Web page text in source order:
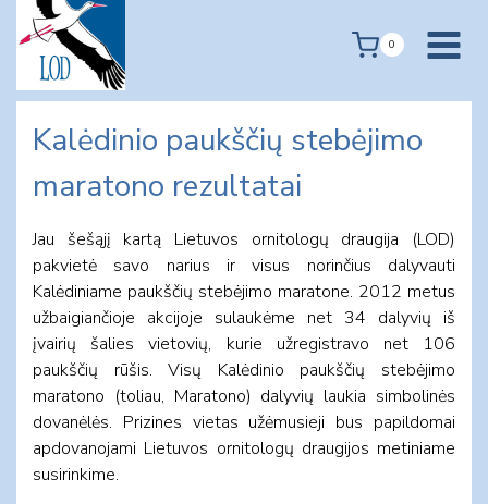
content
0
Kalėdinio paukščių stebėjimo
maratono rezultatai
Jau šešąjį kartą Lietuvos ornitologų draugija (LOD)
pakvietė savo narius ir visus norinčius dalyvauti
Kalėdiniame paukščių stebėjimo maratone. 2012 metus
užbaigiančioje akcijoje sulaukėme net 34 dalyvių iš
įvairių šalies vietovių, kurie užregistravo net 106
paukščių rūšis. Visų Kalėdinio paukščių stebėjimo
maratono (toliau, Maratono) dalyvių laukia simbolinės
dovanėlės. Prizines vietas užėmusieji bus papildomai
apdovanojami Lietuvos ornitologų draugijos metiniame
susirinkime.